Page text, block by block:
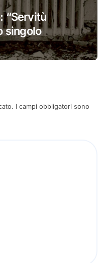
“Servitù
singolo
I campi obbligatori sono